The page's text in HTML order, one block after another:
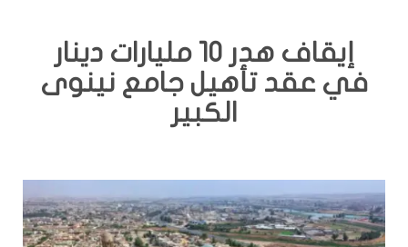
إيقاف هدر 10 مليارات دينار
في عقد تأهيل جامع نينوى
الكبير